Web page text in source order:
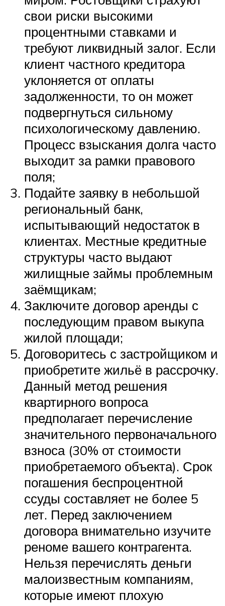
свои риски высокими
процентными ставками и
требуют ликвидный залог. Если
клиент частного кредитора
уклоняется от оплаты
задолженности, то он может
подвергнуться сильному
психологическому давлению.
Процесс взыскания долга часто
выходит за рамки правового
поля;
Подайте заявку в небольшой
региональный банк,
испытывающий недостаток в
клиентах. Местные кредитные
структуры часто выдают
жилищные займы проблемным
заёмщикам;
Заключите договор аренды с
последующим правом выкупа
жилой площади;
Договоритесь с застройщиком и
приобретите жильё в рассрочку.
Данный метод решения
квартирного вопроса
предполагает перечисление
значительного первоначального
взноса (30% от стоимости
приобретаемого объекта). Срок
погашения беспроцентной
ссуды составляет не более 5
лет. Перед заключением
договора внимательно изучите
реноме вашего контрагента.
Нельзя перечислять деньги
малоизвестным компаниям,
которые имеют плохую